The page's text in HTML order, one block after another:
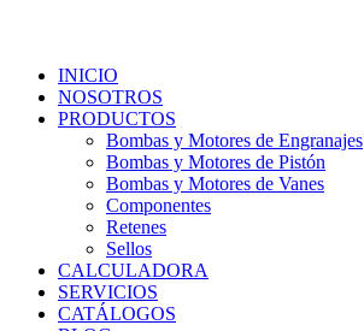
INICIO
NOSOTROS
PRODUCTOS
Bombas y Motores de Engranajes
Bombas y Motores de Pistón
Bombas y Motores de Vanes
Componentes
Retenes
Sellos
CALCULADORA
SERVICIOS
CATÁLOGOS